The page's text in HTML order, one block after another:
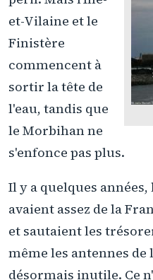
et-Vilaine et le
Finistère
commencent à
sortir la tête de
l'eau, tandis que
le Morbihan ne
s'enfonce pas plus.
Il y a quelques
avaient assez de la
et sautaient les
même les antennes de
désormais inutile. Ce